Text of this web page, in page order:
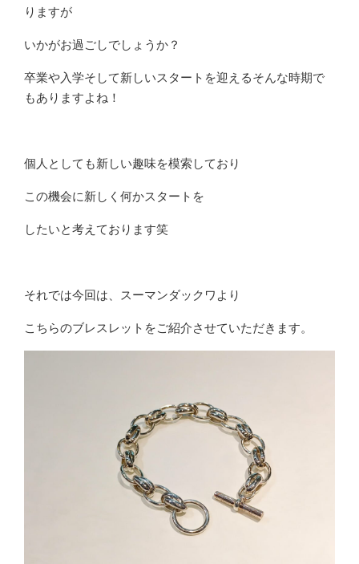
りますが
いかがお過ごしでしょうか？
卒業や入学そして新しいスタートを迎えるそんな時期で
もありますよね！
個人としても新しい趣味を模索しており
この機会に新しく何かスタートを
したいと考えております笑
それでは今回は、スーマンダックワより
こちらのブレスレットをご紹介させていただきます。